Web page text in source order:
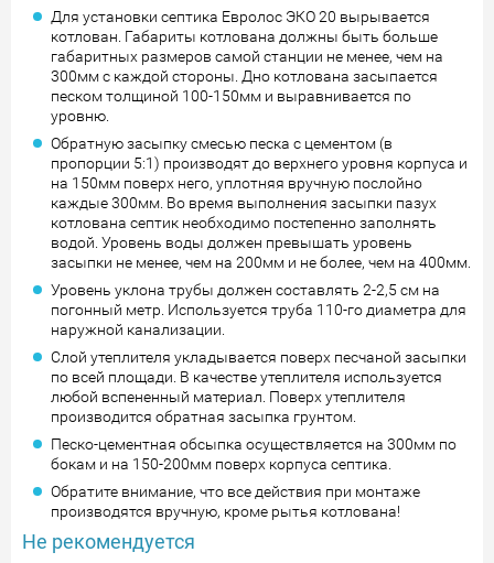
Для установки септика Евролос ЭКО 20 вырывается
котлован. Габариты котлована должны быть больше
габаритных размеров самой станции не менее, чем на
300мм с каждой стороны. Дно котлована засыпается
песком толщиной 100-150мм и выравнивается по
уровню.
Обратную засыпку смесью песка с цементом (в
пропорции 5:1) производят до верхнего уровня корпуса и
на 150мм поверх него, уплотняя вручную послойно
каждые 300мм. Во время выполнения засыпки пазух
котлована септик необходимо постепенно заполнять
водой. Уровень воды должен превышать уровень
засыпки не менее, чем на 200мм и не более, чем на 400мм.
Уровень уклона трубы должен составлять 2-2,5 см на
погонный метр. Используется труба 110-го диаметра для
наружной канализации.
Слой утеплителя укладывается поверх песчаной засыпки
по всей площади. В качестве утеплителя используется
любой вспененный материал. Поверх утеплителя
производится обратная засыпка грунтом.
Песко-цементная обсыпка осуществляется на 300мм по
бокам и на 150-200мм поверх корпуса септика.
Обратите внимание, что все действия при монтаже
производятся вручную, кроме рытья котлована!
Не рекомендуется